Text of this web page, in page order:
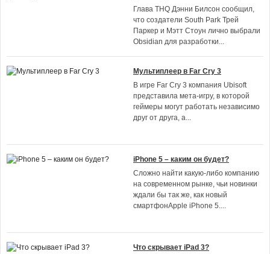
Глава THQ Дэнни Билсон сообщил,
что создатели South Park Трей
Паркер и Мэтт Стоун лично выбрали
Obsidian для разработки...
Мультиплеер в Far Cry 3
В игре Far Cry 3 компания Ubisoft
представила мета-игру, в которой
геймеры могут работать независимо
друг от друга, а...
iPhone 5 – каким он будет?
Сложно найти какую-либо компанию
на современном рынке, чьи новинки
ждали бы так же, как новый
смартфонApple iPhone 5....
Что скрывает iPad 3?